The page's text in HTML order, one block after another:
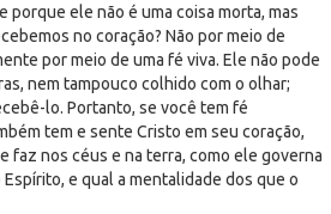
ele não é uma coisa morta, mas
no coração? Não por meio de
por meio de uma fé viva. Ele não pode
nem tampouco colhido com o olhar;
lo. Portanto, se você tem fé
tem e sente Cristo em seu coração,
faz nos céus e na terra, como ele governa
e qual a mentalidade dos que o